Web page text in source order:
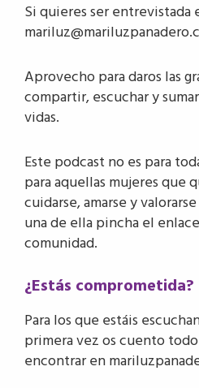
Si quieres ser entrevistada
Aprovecho para daros las
compartir, escuchar y
vidas.
Este podcast no es para
para aquellas mujeres que
cuidarse, amarse y
una de ella pincha el
comunidad.
¿Estás comprometida?
Para los que estáis
primera vez os cuento
encontrar en